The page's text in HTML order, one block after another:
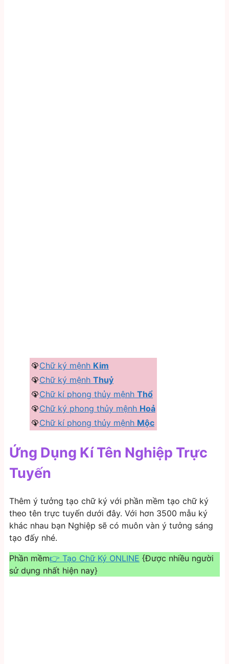
🦚Chữ ký mệnh Kim
🦚Chữ ký mệnh Thuỷ
🦚Chữ kí phong thủy mệnh Thổ
🦚Chữ ký phong thủy mệnh Hoả
🦚Chữ kí phong thủy mệnh Mộc
Ứng Dụng Kí Tên Nghiệp Trực
Tuyến
Thêm ý tưởng tạo chữ ký với phần mềm tạo chữ ký
theo tên trực tuyến dưới đây. Với hơn 3500 mẫu ký
khác nhau bạn Nghiệp sẽ có muôn vàn ý tưởng sáng
tạo đấy nhé.
Phần mềm👉 Tạo Chữ Ký ONLINE {Được nhiều người
sử dụng nhất hiện nay}